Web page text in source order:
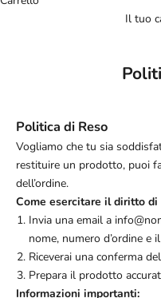
Il tuo
Politica di Reso
Vogliamo che tu sia
restituire un prodotto, puoi
dell’ordine.
Come esercitare il diritto di
Invia una email a
nome, numero d’ordine
Riceverai una conferma
Prepara il prodotto
Informazioni importanti: